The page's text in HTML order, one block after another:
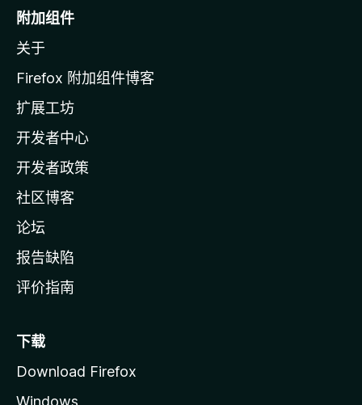
o
i
l
a
主
页
附加组件
关于
Firefox 附加组件博客
扩展工坊
开发者中心
开发者政策
社区博客
论坛
报告缺陷
评价指南
下载
Download Firefox
Windows